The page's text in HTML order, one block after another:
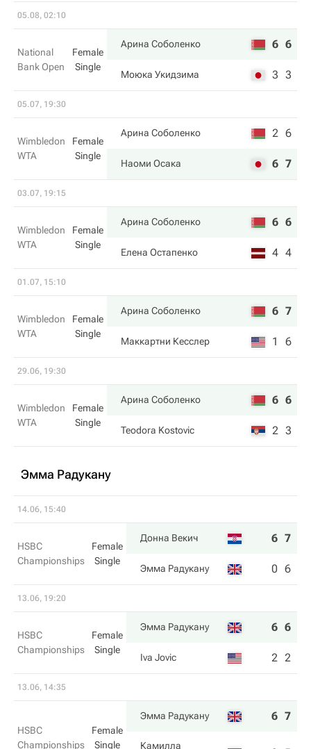
05.08, 02:10
National
Bank Open
Female
Single
Арина Соболенко 6 6
Моюка Укидзима 3 3
05.07, 19:30
Wimbledon
WTA
Female
Single
Арина Соболенко 2 6
Наоми Осака 6 7
03.07, 19:15
Wimbledon
WTA
Female
Single
Арина Соболенко 6 6
Елена Остапенко 4 4
01.07, 15:10
Wimbledon
WTA
Female
Single
Арина Соболенко 6 7
Маккартни Кесслер 1 6
29.06, 19:30
Wimbledon
WTA
Female
Single
Арина Соболенко 6 6
Teodora Kostovic 2 3
Эмма Радукану
14.06, 15:40
HSBC
Championships
Female
Single
Донна Векич 6 7
Эмма Радукану 0 6
13.06, 19:20
HSBC
Championships
Female
Single
Эмма Радукану 6 6
Iva Jovic 2 2
13.06, 14:35
HSBC
Championships
Female
Single
Эмма Радукану 6 7
Камилла